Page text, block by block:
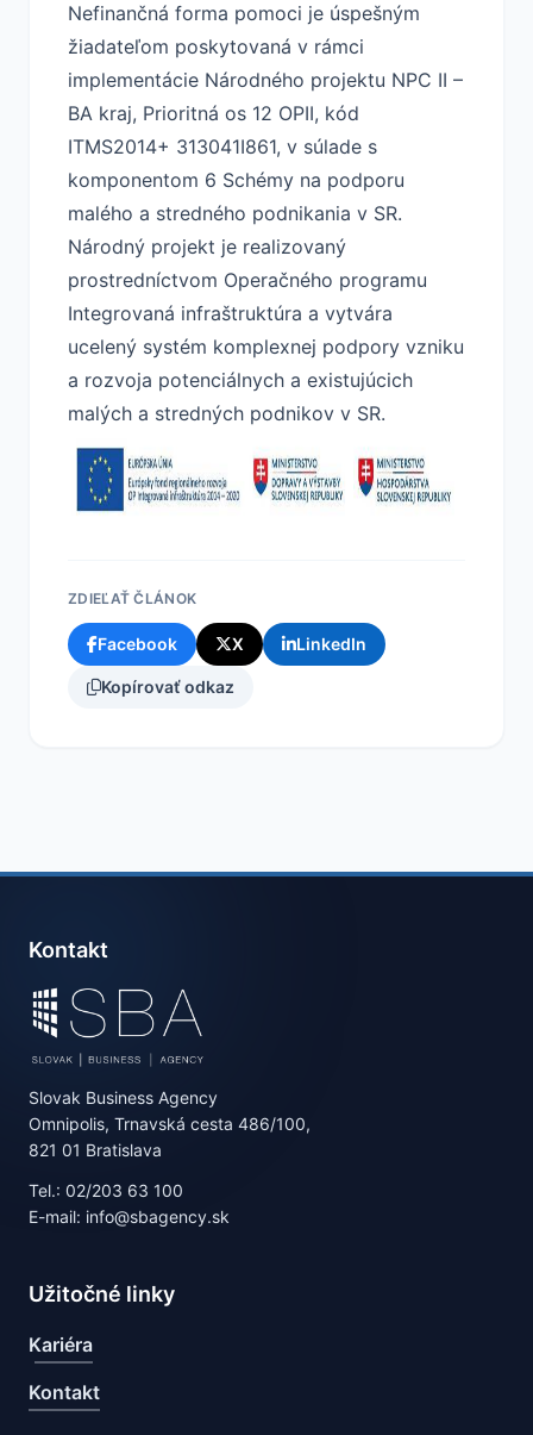
Nefinančná forma pomoci je úspešným
žiadateľom poskytovaná v rámci
implementácie Národného projektu NPC II –
BA kraj, Prioritná os 12 OPII, kód
ITMS2014+ 313041I861, v súlade s
komponentom 6 Schémy na podporu
malého a stredného podnikania v SR.
Národný projekt je realizovaný
prostredníctvom Operačného programu
Integrovaná infraštruktúra a vytvára
ucelený systém komplexnej podpory vzniku
a rozvoja potenciálnych a existujúcich
malých a stredných podnikov v SR.
ZDIEĽAŤ ČLÁNOK
Facebook X LinkedIn
Kopírovať odkaz
Kontakt
Slovak Business Agency
Omnipolis, Trnavská cesta 486/100,
821 01 Bratislava
Tel.: 02/203 63 100
E-mail: info@sbagency.sk
Užitočné linky
Kariéra
Kontakt